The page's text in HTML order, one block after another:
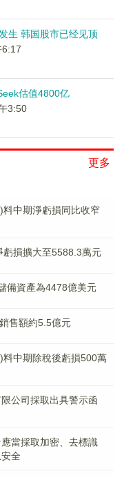
生 韩国股市已经见顶
估值4800亿
3:50
更多
料中期淨虧損同比收窄
損擴大至5588.3萬元
備資產為4478億美元
售額約5.5億元
料中期除稅後虧損500萬
公司採取出具警示函
當採取加密、去標識
全